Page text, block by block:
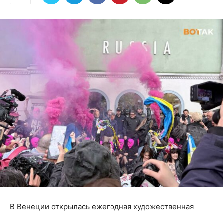
В Венеции открылась ежегодная художественная